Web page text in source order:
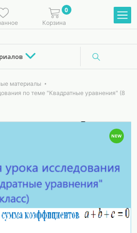
0
Корзина
материалы
по теме "Квадратные уравнения" (8